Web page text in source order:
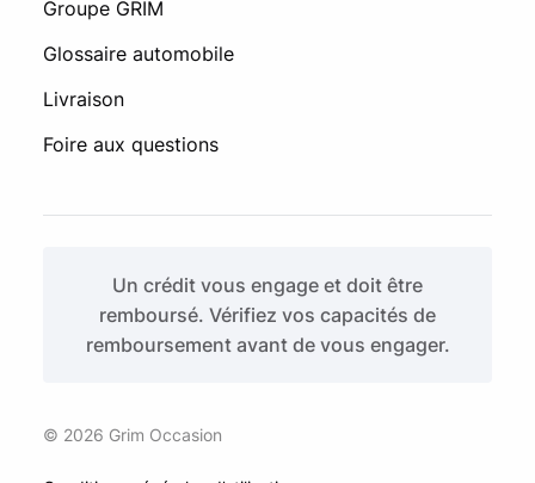
Groupe GRIM
Glossaire automobile
Livraison
Foire aux questions
Un crédit vous engage et doit être
remboursé. Vérifiez vos capacités de
remboursement avant de vous engager.
© 2026 Grim Occasion